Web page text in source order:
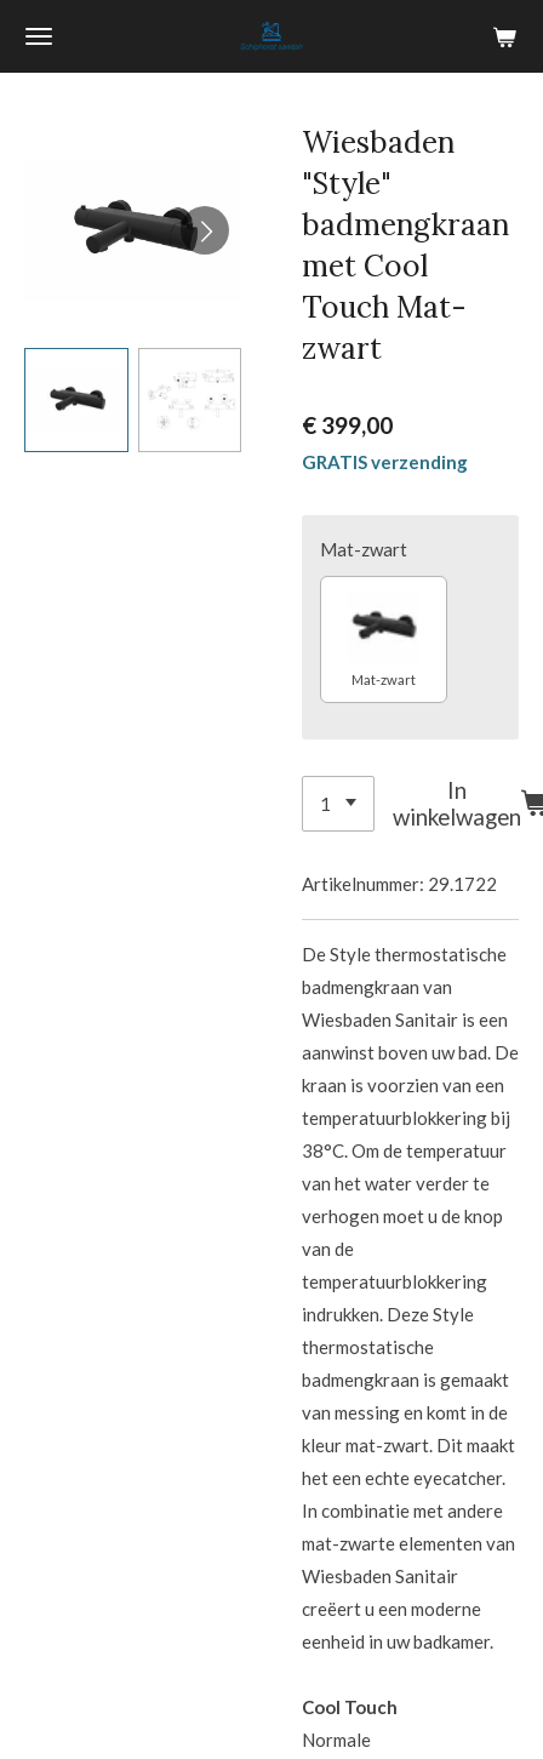
Ga
Wiesbaden
"Style"
badmengkraan
met Cool
Touch Mat-
zwart
€ 399,00
GRATIS verzending
Mat-zwart
Mat-zwart
In
winkelwagen
Artikelnummer: 29.1722
De Style thermostatische
badmengkraan van
Wiesbaden Sanitair is een
aanwinst boven uw bad. De
kraan is voorzien van een
temperatuurblokkering bij
38°C. Om de temperatuur
van het water verder te
verhogen moet u de knop
van de
temperatuurblokkering
indrukken. Deze Style
thermostatische
badmengkraan is gemaakt
van messing en komt in de
kleur mat-zwart. Dit maakt
het een echte eyecatcher.
In combinatie met andere
mat-zwarte elementen van
Wiesbaden Sanitair
creëert u een moderne
eenheid in uw badkamer.
Cool Touch
Normale